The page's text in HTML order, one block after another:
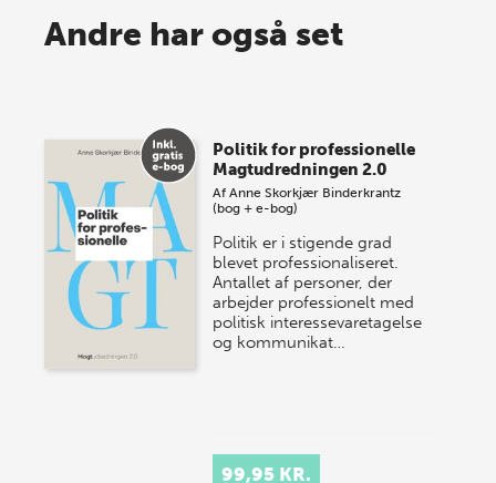
Spar op til 70% til sommer-
store sommer-lagersalg, så sæt kryds i kalenderen
onsdag den 10. j…
Andre har også set
Politik for professionelle
Magtudredningen 2.0
AfAnne Skorkjær Binderkrantz
(bog + e-bog)
Politik er i stigende grad
blevet professionaliseret.
Antallet af personer, der
arbejder professionelt med
politisk interessevaretagelse
og kommunikat…
99,95 KR.